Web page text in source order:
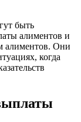
быть
алиментов и
алиментов. Они
когда